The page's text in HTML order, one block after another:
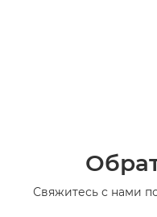
Свяжитесь с нами